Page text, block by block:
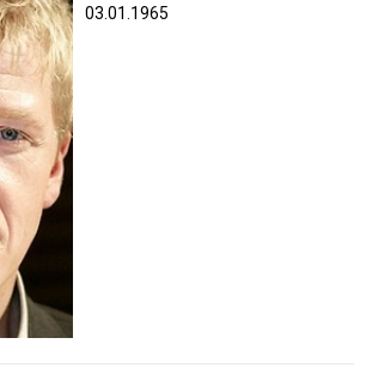
03.01.1965